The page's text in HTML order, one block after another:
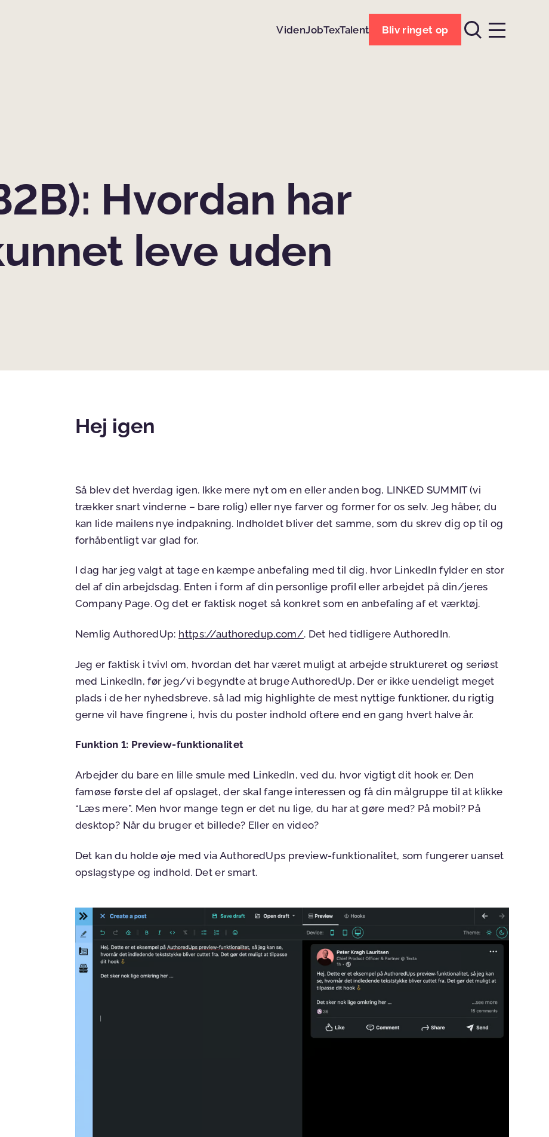
VidenJobTexTalent Bliv ringet op
Hvordan har
leve uden
Hej igen
Så blev det hverdag igen. Ikke mere nyt om en eller anden bog, LINKED SUMMIT (vi
trækker snart vinderne – bare rolig) eller nye farver og former for os selv. Jeg håber, du
kan lide mailens nye indpakning. Indholdet bliver det samme, som du skrev dig op til og
forhåbentligt var glad for.
I dag har jeg valgt at tage en kæmpe anbefaling med til dig, hvor LinkedIn fylder en stor
del af din arbejdsdag. Enten i form af din personlige profil eller arbejdet på din/jeres
Company Page. Og det er faktisk noget så konkret som en anbefaling af et værktøj.
Nemlig AuthoredUp: https://authoredup.com/. Det hed tidligere AuthoredIn.
Jeg er faktisk i tvivl om, hvordan det har været muligt at arbejde struktureret og seriøst
med LinkedIn, før jeg/vi begyndte at bruge AuthoredUp. Der er ikke uendeligt meget
plads i de her nyhedsbreve, så lad mig highlighte de mest nyttige funktioner, du rigtig
gerne vil have fingrene i, hvis du poster indhold oftere end en gang hvert halve år.
Funktion 1: Preview-funktionalitet
Arbejder du bare en lille smule med LinkedIn, ved du, hvor vigtigt dit hook er. Den
famøse første del af opslaget, der skal fange interessen og få din målgruppe til at klikke
“Læs mere”. Men hvor mange tegn er det nu lige, du har at gøre med? På mobil? På
desktop? Når du bruger et billede? Eller en video?
Det kan du holde øje med via AuthoredUps preview-funktionalitet, som fungerer uanset
opslagstype og indhold. Det er smart.